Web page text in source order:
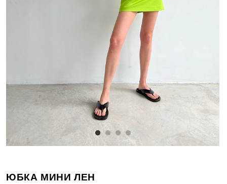
ЮБКА МИНИ ЛЕН